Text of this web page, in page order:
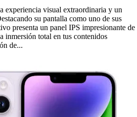
experiencia visual extraordinaria y un
su pantalla como uno de sus
presenta un panel IPS impresionante de
inmersión total en tus contenidos
de...